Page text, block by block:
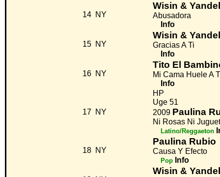
14 NY
Wisin & Yandel
Abusadora
Info
15 NY
Wisin & Yandel
Gracias A Ti
Info
16 NY
Tito El
Mi Cama Huele A
Info
17 NY
HP
Uge 51
2009 Paulina
Ni Rosas Ni
Latino/Reggaeton
18 NY
Paulina Rubio
Causa Y Efecto
Pop Info
Wisin &